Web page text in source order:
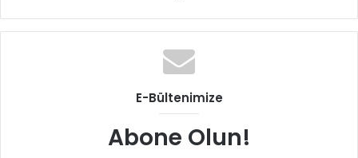
E-Bültenimize
Abone Olun!